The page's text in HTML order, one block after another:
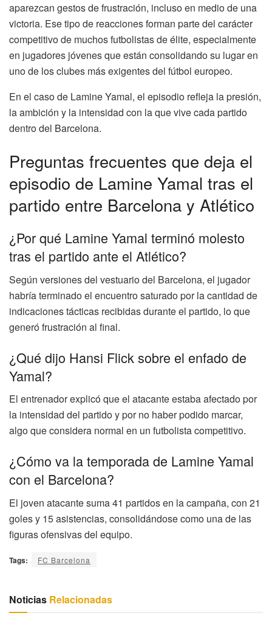
aparezcan gestos de frustración, incluso en medio de una
victoria. Ese tipo de reacciones forman parte del carácter
competitivo de muchos futbolistas de élite, especialmente
en jugadores jóvenes que están consolidando su lugar en
uno de los clubes más exigentes del fútbol europeo.
En el caso de Lamine Yamal, el episodio refleja la presión,
la ambición y la intensidad con la que vive cada partido
dentro del Barcelona.
Preguntas frecuentes que deja el
episodio de Lamine Yamal tras el
partido entre Barcelona y Atlético
¿Por qué Lamine Yamal terminó molesto
tras el partido ante el Atlético?
Según versiones del vestuario del Barcelona, el jugador
habría terminado el encuentro saturado por la cantidad de
indicaciones tácticas recibidas durante el partido, lo que
generó frustración al final.
¿Qué dijo Hansi Flick sobre el enfado de
Yamal?
El entrenador explicó que el atacante estaba afectado por
la intensidad del partido y por no haber podido marcar,
algo que considera normal en un futbolista competitivo.
¿Cómo va la temporada de Lamine Yamal
con el Barcelona?
El joven atacante suma 41 partidos en la campaña, con 21
goles y 15 asistencias, consolidándose como una de las
figuras ofensivas del equipo.
Tags: FC Barcelona
Noticias Relacionadas